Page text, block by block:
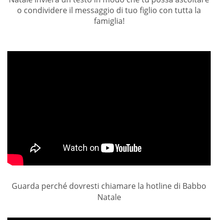
o condividere il messaggio di tuo figlio con tutta la
famiglia!
Guarda perché dovresti chiamare la hotline di Babbo
Natale